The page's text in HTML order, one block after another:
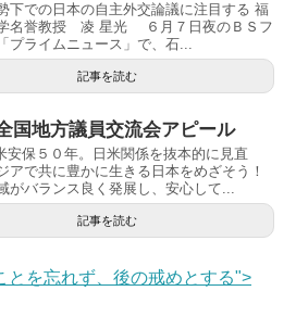
下での日本の自主外交論議に注目する 福
名誉教授 凌 星光 ６月７日夜のＢＳフ
プライムニュース」で、石...
記事を読む
国地方議員交流会アピール
安保５０年。日米関係を抜本的に見直
アで共に豊かに生きる日本をめざそう！
がバランス良く発展し、安心して...
記事を読む
とを忘れず、後の戒めとする">